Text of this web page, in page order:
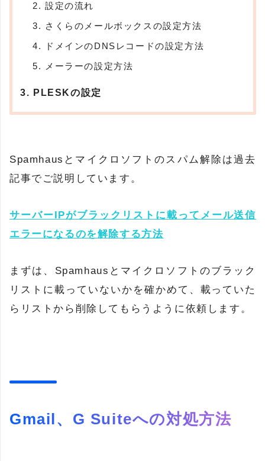
設定の流れ
さくらのメールボックスの設定方法
ドメインのDNSレコードの設定方法
メーラーの設定方法
PLESKの設定
Spamhausとマイクロソフトのスパム解除は過去
記事でご説明しています。
サーバーIPがブラックリストに載ってメール送信
エラーになるのを解除する方法
まずは、Spamhausとマイクロソフトのブラック
リストに載っていないかを確かめて、載っていた
らリストから削除してもらうように依頼します。
Gmail、G Suiteへの対処方法